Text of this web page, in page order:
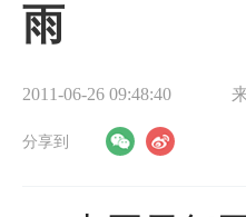
雨
2011-06-26 09:48:40
分享到